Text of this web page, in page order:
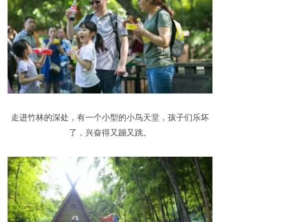
走进竹林的深处，有一个小型的小鸟天堂，孩子们乐坏
了，兴奋得又蹦又跳。